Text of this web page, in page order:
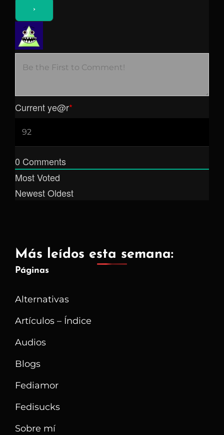
Current ye@r*
0 Comments
Most Voted
NewestOldest
Más leídos esta semana:
Páginas
Alternativas
Artículos – Índice
Audios
Blogs
Fediamor
Fedisucks
Sobre mí